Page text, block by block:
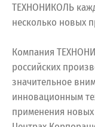
ТЕХНОНИКОЛЬ
несколько новых
Компания
российских
значительное
инновационным
применения